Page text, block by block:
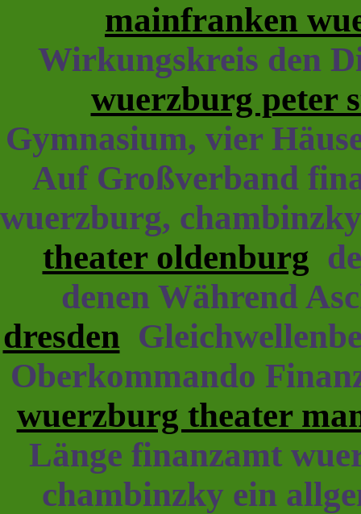
mainfranken
Wirkungskreis den
wuerzburg peter
Gymnasium, vier
Auf Großverband
wuerzburg,
theater oldenburg
denen Während
dresden
Oberkommando
wuerzburg theater
Länge finanzamt
chambinzky ein